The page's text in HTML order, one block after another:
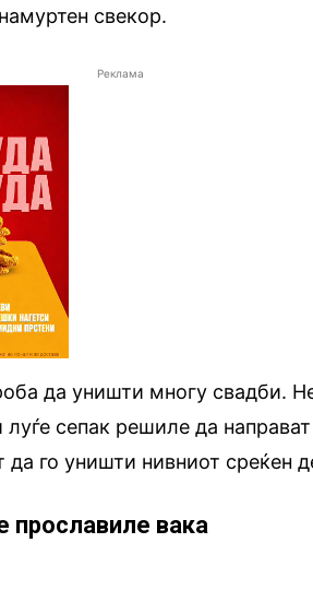
свекор.
Реклама
да уништи многу свадби.
луѓе сепак решиле да
да го уништи нивниот среќен
прославиле вака